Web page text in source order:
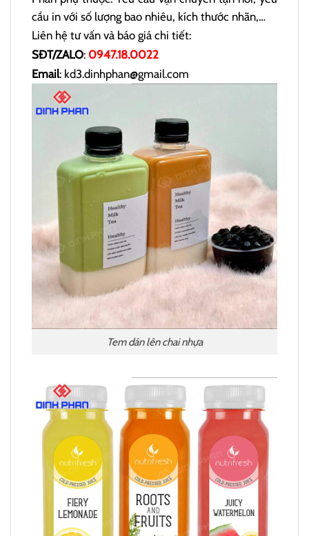
cầu in với số lượng bao nhiêu, kích thước nhãn,…
Liên hệ tư vấn và báo giá chi tiết:
SĐT/ZALO: 0947.18.0022
Email: kd3.dinhphan@gmail.com
Tem dán lên chai nhựa